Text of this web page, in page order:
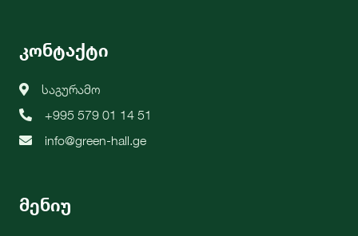
კონტაქტი
საგურამო
+995 579 01 14 51
info@green-hall.ge
მენიუ